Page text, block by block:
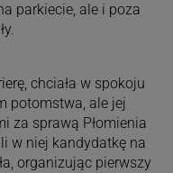
parkiecie, ale i poza
chciała w spokoju
potomstwa, ale jej
za sprawą Płomienia
w niej kandydatkę na
organizując pierwszy